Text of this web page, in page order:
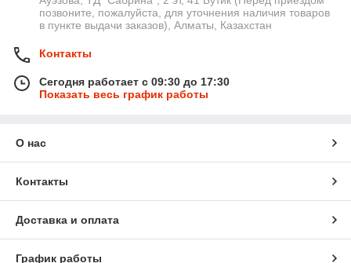
позвоните, пожалуйста, для уточнения наличия товаров
в пункте выдачи заказов), Алматы, Казахстан
Контакты
Сегодня работает с 09:30 до 17:30
Показать весь график работы
О нас
Контакты
Доставка и оплата
График работы